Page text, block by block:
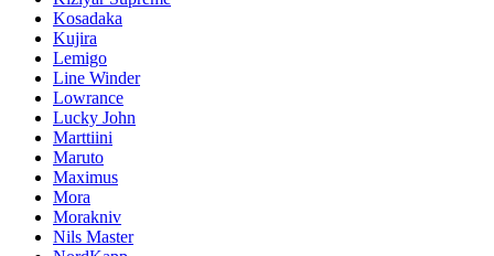
Kosadaka
Kujira
Lemigo
Line Winder
Lowrance
Lucky John
Marttiini
Maruto
Maximus
Mora
Morakniv
Nils Master